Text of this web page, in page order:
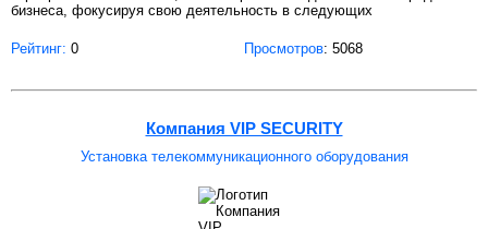
бизнеса, фокусируя свою деятельность в следующих
Рейтинг: 0 Просмотров: 5068
Компания VIP SECURITY
Установка телекоммуникационного оборудования